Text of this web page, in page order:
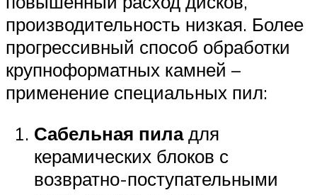
производительность низкая. Более
прогрессивный способ обработки
крупноформатных камней –
применение специальных пил:
Сабельная пиладля
керамических блоков с
возвратно-поступательными